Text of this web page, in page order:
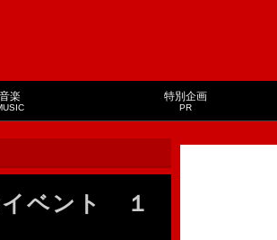
音楽 特別企画
PR
イベント １